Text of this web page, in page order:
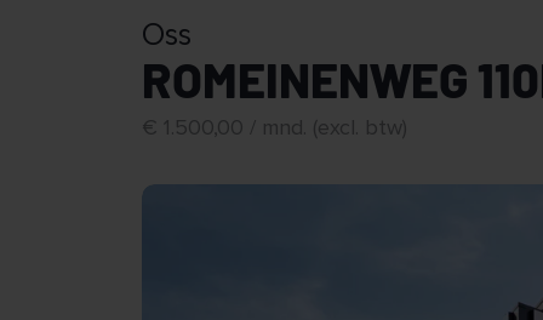
Oss
ROMEINENWEG
€ 1.500,00 / mnd. (excl. btw)